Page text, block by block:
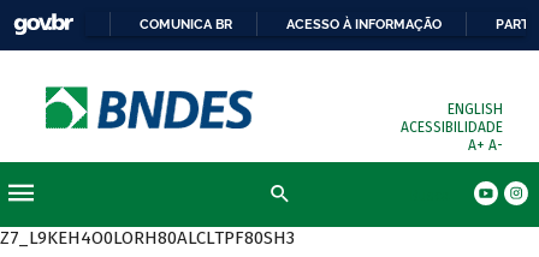
COMUNICA BR ACESSO À INFORMAÇÃO
ENGLISH
ACESSIBILIDADE
A+ A-
Z7_L9KEH4O0LORH80ALCLTPF80SH3